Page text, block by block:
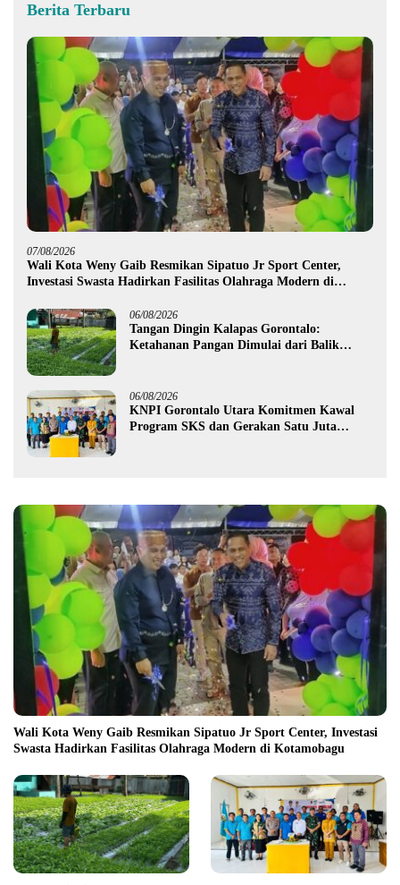
Berita Terbaru
07/08/2026
Wali Kota Weny Gaib Resmikan Sipatuo Jr Sport Center,
Investasi Swasta Hadirkan Fasilitas Olahraga Modern di
06/08/2026
Tangan Dingin Kalapas Gorontalo:
Ketahanan Pangan Dimulai dari Balik
06/08/2026
KNPI Gorontalo Utara Komitmen Kawal
Program SKS dan Gerakan Satu Juta
Wali Kota Weny Gaib Resmikan Sipatuo Jr Sport Center, Investasi
Swasta Hadirkan Fasilitas Olahraga Modern di Kotamobagu